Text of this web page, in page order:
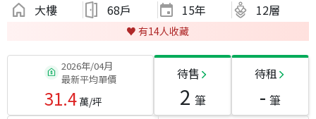
大樓 68戶 15年 12層
♥️ 有14人收藏
2026年/04月
最新平均單價
31.4萬/坪
待售
2 筆
待租
- 筆